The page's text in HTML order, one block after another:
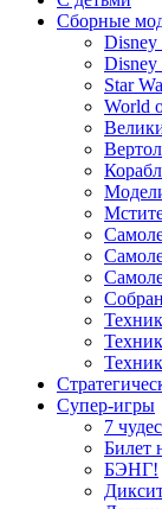
Сборные
Disney
Star
World
Супер-игры
7 чудес
Билет
БЭНГ!